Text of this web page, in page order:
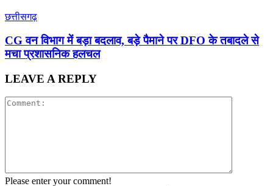
छत्तीसगढ़
CG वन विभाग में बड़ा बदलाव, बड़े पैमाने पर DFO के तबादले से
मचा प्रशासनिक हलचल
LEAVE A REPLY
Please enter your comment!